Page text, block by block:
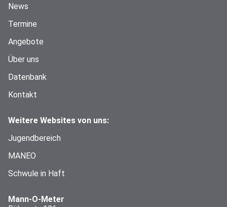
News
Termine
Angebote
Über uns
Datenbank
Kontakt
Weitere Websites von uns:
Jugendbereich
MANEO
Schwule in Haft
Mann-O-Meter